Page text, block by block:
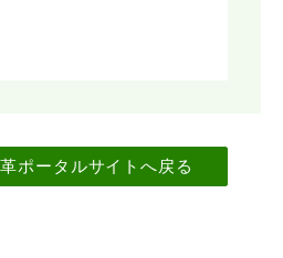
ポータルサイトへ戻る